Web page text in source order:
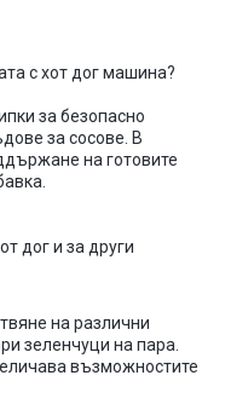
схот догмашина?
за безопасно
за сосове . В
на готовите
доги за други
на различни
зеленчуци на пара
възможностите